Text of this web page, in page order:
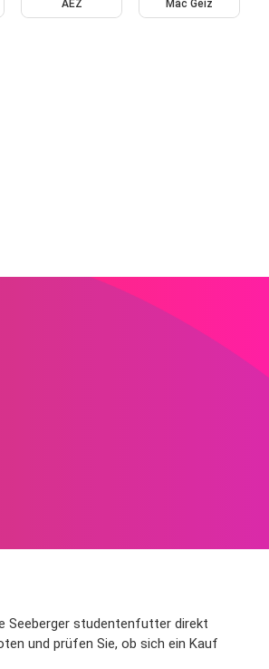
AEZ Mäc Geiz
Seeberger studentenfutter direkt
und prüfen Sie, ob sich ein Kauf